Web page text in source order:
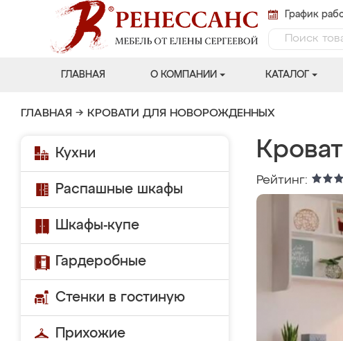
График
ГЛАВНАЯ О КОМПАНИИ КАТАЛОГ
ГЛАВНАЯ → КРОВАТИ ДЛЯ НОВОРОЖДЕННЫХ
Кухни
Распашные шкафы
Шкафы-купе
Гардеробные
Стенки в гостиную
Прихожие
Рейтинг: